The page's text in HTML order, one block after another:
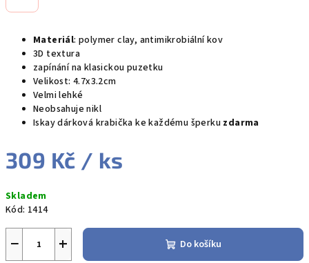
Materiál: polymer clay, antimikrobiální kov
3D textura
zapínání na klasickou puzetku
Velikost: 4.7x3.2cm
Velmi lehké
Neobsahuje nikl
Iskay dárková krabička ke každému šperku zdarma
309 Kč / ks
cena:
Skladem
Kód: 1414
+
− Do košíku